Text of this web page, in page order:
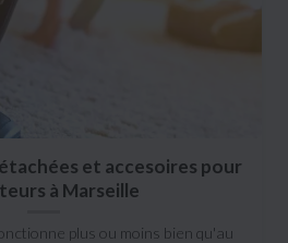
et accesoires pour
à Marseille
plus ou moins bien qu'au